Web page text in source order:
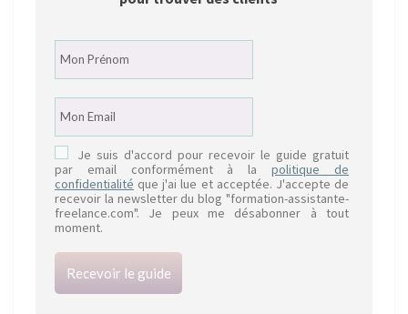
Je suis d'accord pour recevoir le guide gratuit
par email conformément à lapolitique de
confidentialité que j'ai lue et acceptée. J'accepte de
recevoir la newsletter du blog "formation-assistante-
freelance.com". Je peux me désabonner à tout
moment.
Recevoir le guide